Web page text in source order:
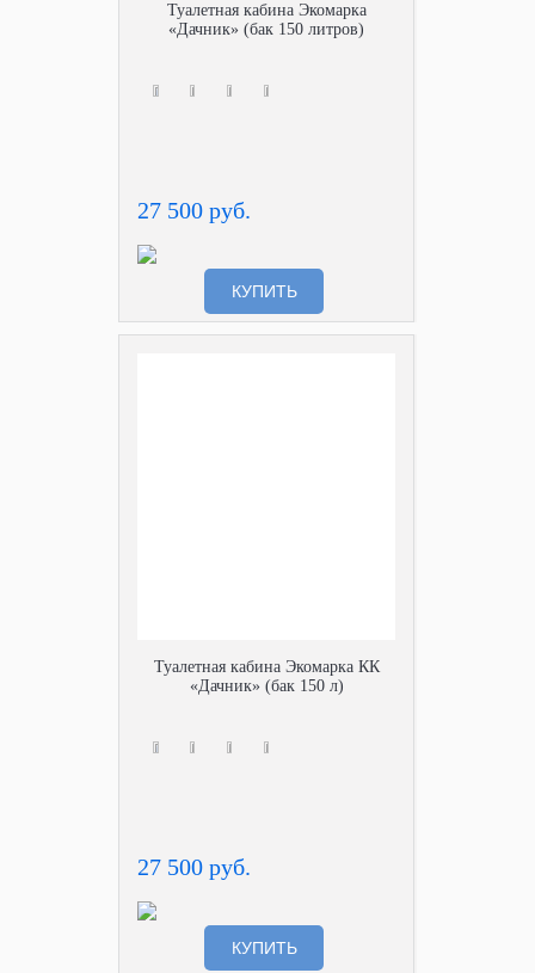
Туалетная кабина Экомарка
«Дачник» (бак 150 литров)
27 500 руб.
КУПИТЬ
Туалетная кабина Экомарка КК
«Дачник» (бак 150 л)
27 500 руб.
КУПИТЬ